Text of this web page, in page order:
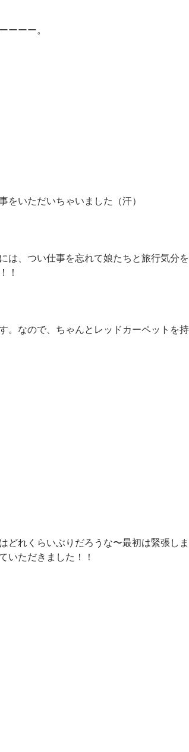
ーーー。
をいただいちゃいました（汗）
は、つい仕事を忘れて娘たちと旅行気分
！
。なので、ちゃんとレッドカーペットを
どれくらいぶりだろうな〜最初は緊張し
いただきました！！